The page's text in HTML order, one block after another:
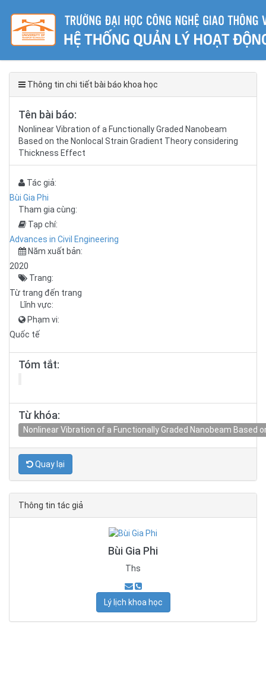
Thông tin chi tiết bài báo khoa học
Tên bài báo:
Nonlinear Vibration of a Functionally Graded Nanobeam
Based on the Nonlocal Strain Gradient Theory considering
Thickness Effect
Tác giả:
Bùi Gia Phi
Tham gia cùng:
Tạp chí:
Advances in Civil Engineering
Năm xuất bản:
2020
Trang:
Từ trang đến trang
Lĩnh vực:
Phạm vi:
Quốc tế
Tóm tắt:
Từ khóa:
Nonlinear Vibration of a Functionally Graded Nanobeam
Quay lại
Thông tin tác giả
Bùi Gia Phi
Ths
Lý lịch khoa học